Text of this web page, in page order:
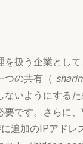
扱う企業とし
つの共有（
いようにする
要です。さらに
追加のIPアドレ